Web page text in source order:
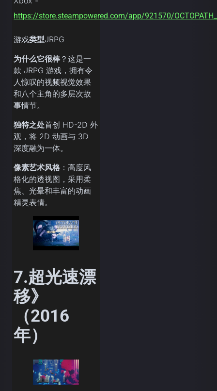
https://store.steampowered.com/app/921570/
游戏类型JRPG
为什么它很棒 ？这是一
款 JRPG 游戏，拥有令
人惊叹的视频视觉效果
和八个主角的多层次故
事情节。
独特之处首创 HD-2D 外
观，将 2D 动画与 3D
深度融为一体。
像素艺术风格 ：高度风
格化的透视图，采用柔
焦、光晕和丰富的动画
精灵表情。
7.超光速漂
移》
（2016
年）